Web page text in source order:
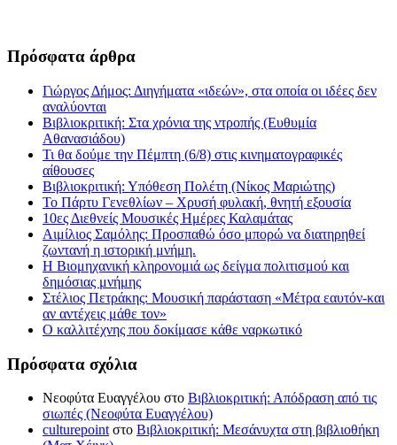
Πρόσφατα άρθρα
Γιώργος Δήμος: Διηγήματα «ιδεών», στα οποία οι ιδέες δεν
αναλύονται
Βιβλιοκριτική: Στα χρόνια της ντροπής (Ευθυμία
Αθανασιάδου)
Τι θα δούμε την Πέμπτη (6/8) στις κινηματογραφικές
αίθουσες
Βιβλιοκριτική: Υπόθεση Πολέτη (Νίκος Μαριώτης)
Το Πάρτυ Γενεθλίων – Χρυσή φυλακή, θνητή εξουσία
10ες Διεθνείς Μουσικές Ημέρες Καλαμάτας
Αιμίλιος Σαμόλης: Προσπαθώ όσο μπορώ να διατηρηθεί
ζωντανή η ιστορική μνήμη.
Η Βιομηχανική κληρονομιά ως δείγμα πολιτισμού και
δημόσιας μνήμης
Στέλιος Πετράκης: Μουσική παράσταση «Μέτρα εαυτόν-και
αν αντέχεις μάθε τον»
Ο καλλιτέχνης που δοκίμασε κάθε ναρκωτικό
Πρόσφατα σχόλια
Νεοφύτα Ευαγγέλου στο Βιβλιοκριτική: Απόδραση από τις
σιωπές (Νεοφύτα Ευαγγέλου)
culturepointστο Βιβλιοκριτική: Μεσάνυχτα στη βιβλιοθήκη